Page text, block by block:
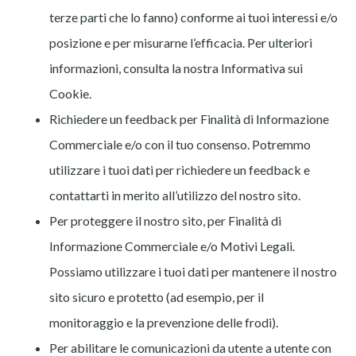
terze parti che lo fanno) conforme ai tuoi interessi e/o
posizione e per misurarne l’efficacia. Per ulteriori
informazioni, consulta la nostra Informativa sui
Cookie.
Richiedere un feedback per Finalità di Informazione
Commerciale e/o con il tuo consenso. Potremmo
utilizzare i tuoi dati per richiedere un feedback e
contattarti in merito all’utilizzo del nostro sito.
Per proteggere il nostro sito, per Finalità di
Informazione Commerciale e/o Motivi Legali.
Possiamo utilizzare i tuoi dati per mantenere il nostro
sito sicuro e protetto (ad esempio, per il
monitoraggio e la prevenzione delle frodi).
Per abilitare le comunicazioni da utente a utente con